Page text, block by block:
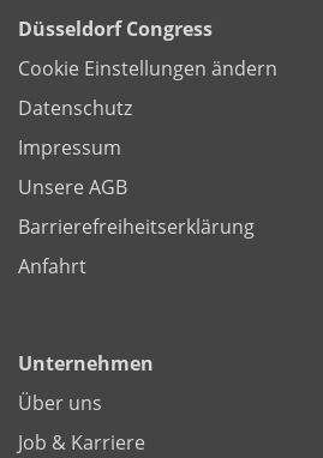
Düsseldorf Congress
Cookie Einstellungen ändern
Datenschutz
Impressum
Unsere AGB
Barrierefreiheitserklärung
Anfahrt
Unternehmen
Über uns
Job & Karriere